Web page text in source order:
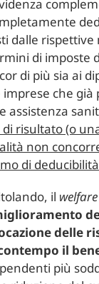
dalle rispettive
di imposte
di più sia ai
che già
assistenza
risultato (o
non
di
il welfare
delle
il
più